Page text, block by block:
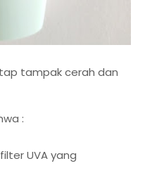
tampak cerah dan
:
UVA yang